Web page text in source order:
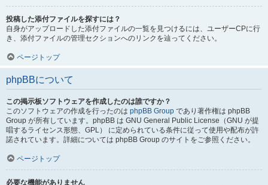
投稿した添付ファイルを探すには？
自身がアップロードした添付ファイルの一覧を見つけるには、ユーザーCPに行
き、添付ファイルの管理セクションへのリンクを辿ってください。
ページトップ
phpBBについて
この掲示板ソフトウェアを作成したのは誰ですか？
このソフトウェアの作成を行ったのは phpBB Group であり著作権は phpBB
Group が所有しています。phpBB は GNU General Public License（GNU が提
唱するライセンス形態、GPL） に定められている条件に従って使用や配布が許
諾されています。詳細については phpBB Group のサイトをご参照ください。
ページトップ
必要な機能がありません